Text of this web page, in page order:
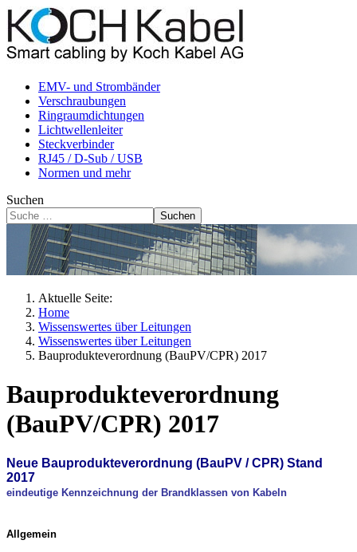
EMV- und Strombänder
Verschraubungen
Ringraumdichtungen
Lichtwellenleiter
Steckverbinder
RJ45 / D-Sub / USB
Normen und mehr
Suchen
Suchen
Aktuelle Seite:
Home
Wissenswertes über Leitungen
Wissenswertes über Leitungen
Bauprodukteverordnung (BauPV/CPR) 2017
Bauprodukteverordnung
(BauPV/CPR) 2017
Neue Bauprodukteverordnung (BauPV / CPR) Stand
2017
eindeutige Kennzeichnung der Brandklassen von Kabeln
Allgemein